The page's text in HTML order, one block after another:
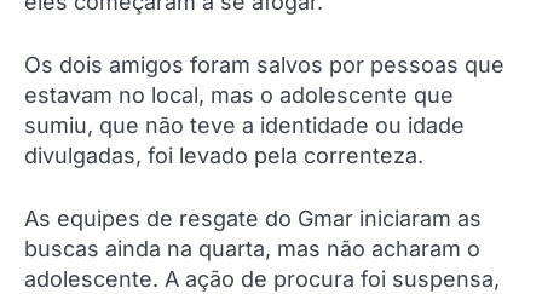
Os dois amigos foram salvos por pessoas que
estavam no local, mas o adolescente que
sumiu, que não teve a identidade ou idade
divulgadas, foi levado pela correnteza.
As equipes de resgate do Gmar iniciaram as
buscas ainda na quarta, mas não acharam o
adolescente. A ação de procura foi suspensa,